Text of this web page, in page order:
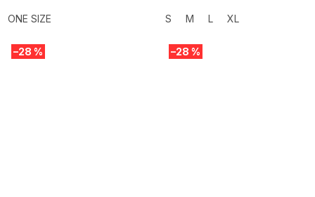
ONE SIZE S M L XL
–28 % –28 %